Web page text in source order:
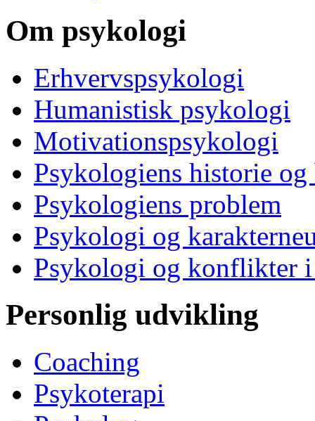
Om psykologi
Erhvervspsykologi
Humanistisk psykologi
Motivationspsykologi
Psykologiens historie og
Psykologiens problem
Psykologi og
Psykologi og konflikter
Personlig udvikling
Coaching
Psykoterapi